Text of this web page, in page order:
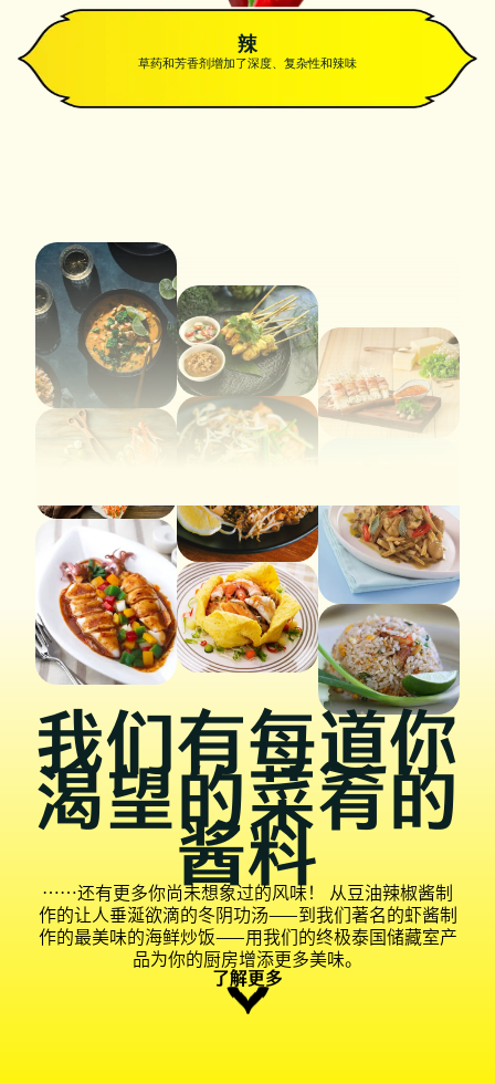
辣
草药和芳香剂增加了深度、复杂性和辣味
我们有每道你
渴望的菜肴的
酱料
……还有更多你尚未想象过的风味！ 从豆油辣椒酱制
作的让人垂涎欲滴的冬阴功汤——到我们著名的虾酱制
作的最美味的海鲜炒饭——用我们的终极泰国储藏室产
品为你的厨房增添更多美味。
了解更多